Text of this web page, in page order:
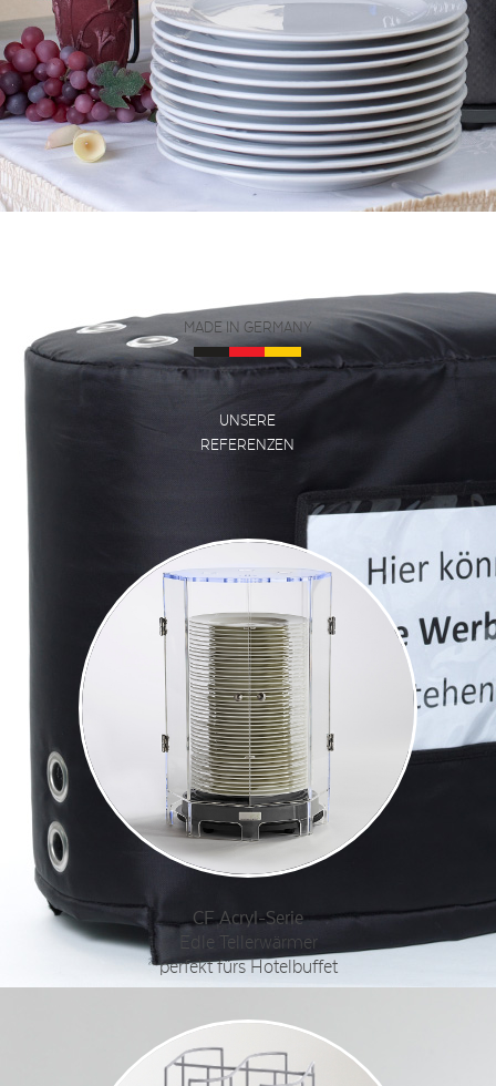
MADE IN GERMANY
UNSERE
REFERENZEN
CF Acryl-Serie
Edle Tellerwärmer
perfekt fürs Hotelbuffet